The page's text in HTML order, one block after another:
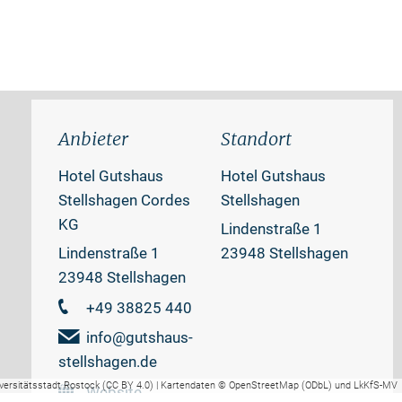
Rostock (CC BY 4.0) | Kartendaten © OpenStreetMap (ODbL) und LkKfS-MV
Anbieter
Hotel Gutshaus
Stellshagen Cordes
KG
Lindenstraße 1
23948 Stellshagen
+49 38825 440
info@gutshaus-
stellshagen.de
Website
Standort
Hotel Gutshaus
Stellshagen
Lindenstraße 1
23948 Stellshagen